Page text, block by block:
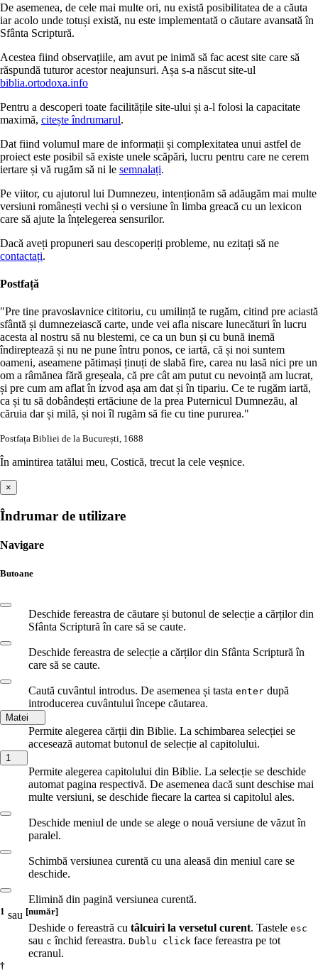
De asemenea, de cele mai multe ori, nu există posibilitatea de a căuta
iar acolo unde totuși există, nu este implementată o căutare avansată în
Sfânta Scriptură.
Acestea fiind observațiile, am avut pe inimă să fac acest site care să
răspundă tuturor acestor neajunsuri. Așa s-a născut site-ul
biblia.ortodoxa.info
Pentru a descoperi toate facilitățile site-ului și a-l folosi la capacitate
maximă, citește îndrumarul.
Dat fiind volumul mare de informații și complexitatea unui astfel de
proiect este posibil să existe unele scăpări, lucru pentru care ne cerem
iertare și vă rugăm să ni le semnalați.
Pe viitor, cu ajutorul lui Dumnezeu, intenționăm să adăugăm mai multe
versiuni românești vechi și o versiune în limba greacă cu un lexicon
care să ajute la înțelegerea sensurilor.
Dacă aveți propuneri sau descoperiți probleme, nu ezitați să ne
contactați.
Postfață
"Pre tine pravoslavnice cititoriu, cu umilință te rugăm, citind pre aciastă
sfântă și dumnezeiască carte, unde vei afla niscare lunecături în lucru
acesta al nostru să nu blestemi, ce ca un bun și cu bună inemă
îndireptează și nu ne pune întru ponos, ce iartă, că și noi suntem
oameni, aseamene pătimași ținuți de slabă fire, carea nu lasă nici pre un
om a râmănea fără greșeala, că pre cât am putut cu nevoință am lucrat,
și pre cum am aflat în izvod așa am dat și în tipariu. Ce te rugăm iartă,
ca și tu să dobândești ertăciune de la prea Puternicul Dumnezău, al
căruia dar și milă, și noi îl rugăm să fie cu tine pururea."
Postfața Bibliei de la București, 1688
În amintirea tatălui meu, Costică, trecut la cele veșnice.
×
Îndrumar de utilizare
Navigare
Butoane
Deschide fereastra de căutare și butonul de selecție a cărților din
Sfânta Scriptură în care să se caute.
Deschide fereastra de selecție a cărților din Sfânta Scriptură în
care să se caute.
Caută cuvântul introdus. De asemenea și tasta enter după
introducerea cuvântului începe căutarea.
Matei
Permite alegerea cărții din Biblie. La schimbarea selecției se
accesează automat butonul de selecție al capitolului.
1
Permite alegerea capitolului din Biblie. La selecție se deschide
automat pagina respectivă. De asemenea dacă sunt deschise mai
multe versiuni, se deschide fiecare la cartea si capitolul ales.
Deschide meniul de unde se alege o nouă versiune de văzut în
paralel.
Schimbă versiunea curentă cu una aleasă din meniul care se
deschide.
Elimină din pagină versiunea curentă.
1 sau [număr]
Deshide o fereastră cu tâlcuiri la versetul curent. Tastele esc
sau c închid fereastra. Dublu click face fereastra pe tot
ecranul.
†